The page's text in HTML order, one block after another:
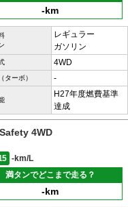
-km
レギュラー
ガソリン
4WD
ターボ） -
H27年度燃費基準
達成
4WD
-km/L
満タンでどこまで走る？
-km